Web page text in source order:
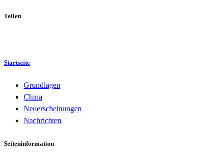
Teilen
Startseite
Grundlagen
China
Neuerscheinungen
Nachrichten
Seiteninformation